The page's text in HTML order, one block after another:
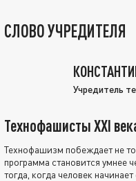
СЛОВО УЧРЕДИТЕЛЯ
Учредитель
Технофашисты XXI
Технофашизм побеждает не
программа становится умнее
тогда, когда человек